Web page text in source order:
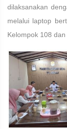
dilaksanakan
melalui laptop
Kelompok 108